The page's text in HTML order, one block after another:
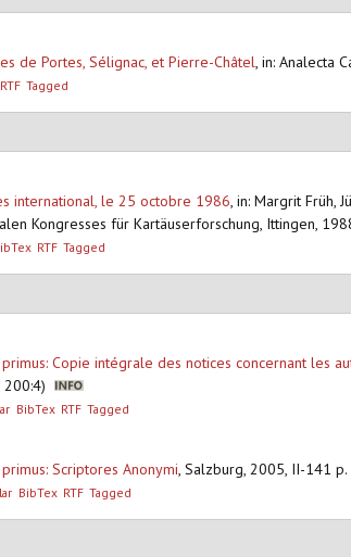
de Portes, Sélignac, et Pierre-Châtel, in: Analecta
RTF Tagged
international, le 25 octobre 1986, in: Margrit Früh,
Kongresses für Kartäuserforschung, Ittingen,
RTF Tagged
primus: Copie intégrale des notices concernant les
200:4)
BibTex RTF Tagged
Scriptores Anonymi, Salzburg, 2005, II-141 p.
BibTex RTF Tagged